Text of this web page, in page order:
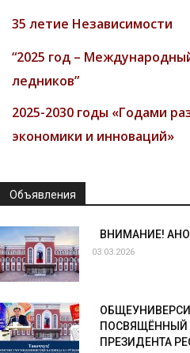
35 летие Независимости
“2025 год –
ледников”
2025-2030 годы «Годами
экономики и инноваций»
Объявления
ВНИМАНИЕ!
03.03.2026
ПРЕЗИДЕНТА